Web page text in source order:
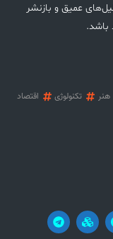
عمیق و بازنشر
باشد.
هنر تکنولوژی
اقتصاد